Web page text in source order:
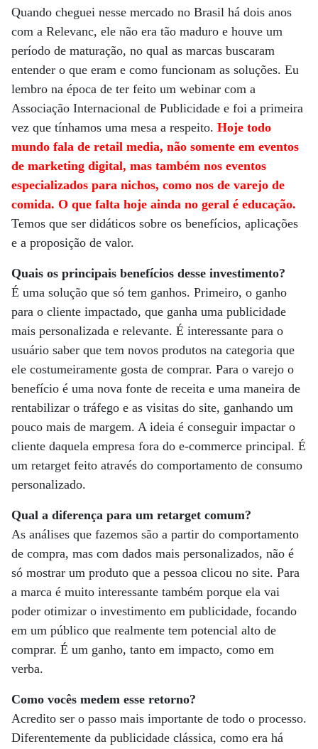
Quando cheguei nesse mercado no Brasil há dois anos
com a Relevanc, ele não era tão maduro e houve um
período de maturação, no qual as marcas buscaram
entender o que eram e como funcionam as soluções. Eu
lembro na época de ter feito um webinar com a
Associação Internacional de Publicidade e foi a primeira
vez que tínhamos uma mesa a respeito. Hoje todo
mundo fala de retail media, não somente em eventos
de marketing digital, mas também nos eventos
especializados para nichos, como nos de varejo de
comida. O que falta hoje ainda no geral é educação.
Temos que ser didáticos sobre os benefícios, aplicações
e a proposição de valor.
Quais os principais benefícios desse investimento?
É uma solução que só tem ganhos. Primeiro, o ganho
para o cliente impactado, que ganha uma publicidade
mais personalizada e relevante. É interessante para o
usuário saber que tem novos produtos na categoria que
ele costumeiramente gosta de comprar. Para o varejo o
benefício é uma nova fonte de receita e uma maneira de
rentabilizar o tráfego e as visitas do site, ganhando um
pouco mais de margem. A ideia é conseguir impactar o
cliente daquela empresa fora do e-commerce principal. É
um retarget feito através do comportamento de consumo
personalizado.
Qual a diferença para um retarget comum?
As análises que fazemos são a partir do comportamento
de compra, mas com dados mais personalizados, não é
só mostrar um produto que a pessoa clicou no site. Para
a marca é muito interessante também porque ela vai
poder otimizar o investimento em publicidade, focando
em um público que realmente tem potencial alto de
comprar. É um ganho, tanto em impacto, como em
verba.
Como vocês medem esse retorno?
Acredito ser o passo mais importante de todo o processo.
Diferentemente da publicidade clássica, como era há